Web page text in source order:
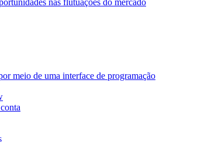
nas flutuações do mercado
meio de uma interface de programação